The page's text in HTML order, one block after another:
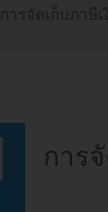
การจัดเก็บภาษี
การ